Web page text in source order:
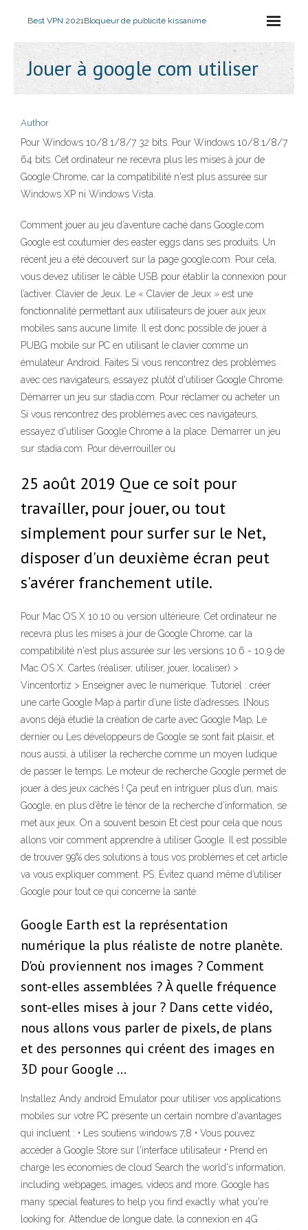
Best VPN 2021Bloqueur de publicité kissanime
Jouer à google com utiliser
Author
Pour Windows 10/8.1/8/7 32 bits. Pour Windows 10/8.1/8/7
64 bits. Cet ordinateur ne recevra plus les mises à jour de
Google Chrome, car la compatibilité n'est plus assurée sur
Windows XP ni Windows Vista.
Comment jouer au jeu d’aventure caché dans Google.com
Google est coutumier des easter eggs dans ses produits. Un
récent jeu a été découvert sur la page google.com. Pour cela,
vous devez utiliser le câble USB pour établir la connexion pour
l’activer. Clavier de Jeux. Le « Clavier de Jeux » est une
fonctionnalité permettant aux utilisateurs de jouer aux jeux
mobiles sans aucune limite. Il est donc possible de jouer à
PUBG mobile sur PC en utilisant le clavier comme un
émulateur Android. Faites Si vous rencontrez des problèmes
avec ces navigateurs, essayez plutôt d'utiliser Google Chrome.
Démarrer un jeu sur stadia.com. Pour réclamer ou acheter un
Si vous rencontrez des problèmes avec ces navigateurs,
essayez d'utiliser Google Chrome à la place. Démarrer un jeu
sur stadia.com. Pour déverrouiller ou
25 août 2019 Que ce soit pour
travailler, pour jouer, ou tout
simplement pour surfer sur le Net,
disposer d'un deuxième écran peut
s'avérer franchement utile.
Pour Mac OS X 10.10 ou version ultérieure. Cet ordinateur ne
recevra plus les mises à jour de Google Chrome, car la
compatibilité n'est plus assurée sur les versions 10.6 - 10.9 de
Mac OS X. Cartes (réaliser, utiliser, jouer, localiser) >
Vincentortiz > Enseigner avec le numérique. Tutoriel : créer
une carte Google Map à partir d’une liste d’adresses. lNous
avons déjà étudié la création de carte avec Google Map, Le
dernier ou Les développeurs de Google se sont fait plaisir, et
nous aussi, à utiliser la recherche comme un moyen ludique
de passer le temps. Le moteur de recherche Google permet de
jouer à des jeux cachés ! Ça peut en intriguer plus d’un, mais
Google, en plus d’être le ténor de la recherche d’information, se
met aux jeux. On a souvent besoin Et c’est pour cela que nous
allons voir comment apprendre à utiliser Google. Il est possible
de trouver 99% des solutions à tous vos problèmes et cet article
va vous expliquer comment. PS: Évitez quand même d’utiliser
Google pour tout ce qui concerne la santé.
Google Earth est la représentation
numérique la plus réaliste de notre planète.
D'où proviennent nos images ? Comment
sont-elles assemblées ? À quelle fréquence
sont-elles mises à jour ? Dans cette vidéo,
nous allons vous parler de pixels, de plans
et des personnes qui créent des images en
3D pour Google …
Installez Andy android Emulator pour utiliser vos applications
mobiles sur votre PC présente un certain nombre d'avantages
qui incluent : • Les soutiens windows 7,8 • Vous pouvez
accéder à Google Store sur l'interface utilisateur • Prend en
charge les économies de cloud Search the world's information,
including webpages, images, videos and more. Google has
many special features to help you find exactly what you're
looking for. Attendue de longue date, la connexion en 4G